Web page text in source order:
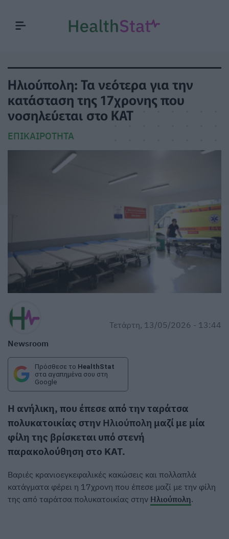
Ηλιούπολη: Τα νεότερα για την
κατάσταση της 17χρονης που
νοσηλεύεται στο ΚΑΤ
ΕΠΙΚΑΙΡΌΤΗΤΑ
Newsroom
Τετάρτη, 13/05/2026 - 13:44
Πρόσθεσε το HealthStat
στα αγαπημένα σου στη
Google
Η ανήλικη, που έπεσε από την ταράτσα
πολυκατοικίας στην Ηλιούπολη μαζί με μία
φίλη της βρίσκεται υπό στενή
παρακολούθηση στο ΚΑΤ.
Βαριές κρανιοεγκεφαλικές κακώσεις και πολλαπλά
κατάγματα φέρει η 17χρονη που έπεσε μαζί με την φίλη
της από ταράτσα πολυκατοικίας στην Ηλιούπολη.